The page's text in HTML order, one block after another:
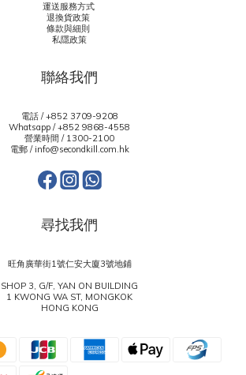
運送服務方式
退換貨政策
條款與細則
私隱政策
聯絡我們
電話 / +852 3709-9208
Whatsapp /+852 9868-4558
營業時間 / 1300-2100
電郵 / info@secondkill.com.hk
尋找我們
旺角廣華街1號仁安大廈3號地鋪
SHOP 3, G/F, YAN ON BUILDING
1 KWONG WA ST, MONGKOK
HONG KONG